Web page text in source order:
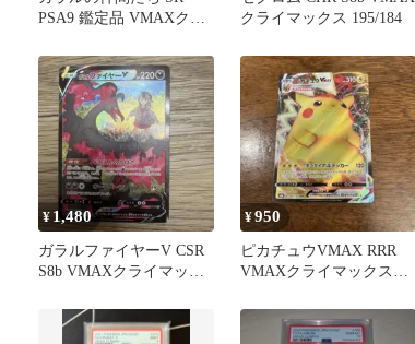
PSA9 鑑定品 VMAXクラ
クライマックス 195/184
¥ 1,480
ガラルファイヤーV CSR
S8b VMAXクライマック
¥950
ピカチュウVMAX RRR
VMAXクライマックス